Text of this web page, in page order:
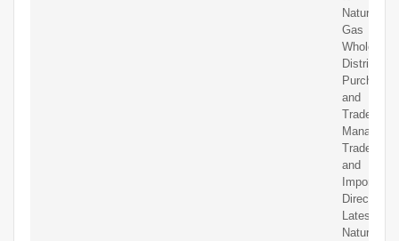
Natural
Gas
Purchasing
and
Trade
Managers,
Traders
and
Importers
Latest
Natural